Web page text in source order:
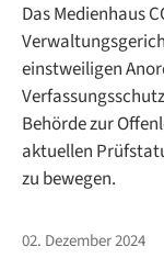
Das Medienhaus
einstweiligen
Behörde zur
aktuellen
zu bewegen.
02. Dezember 2024